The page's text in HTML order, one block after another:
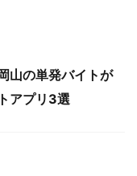
山の単発バイトが
アプリ3選